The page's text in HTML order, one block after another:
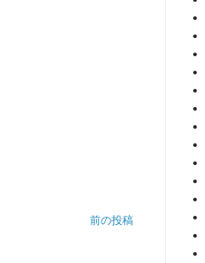
前の投稿